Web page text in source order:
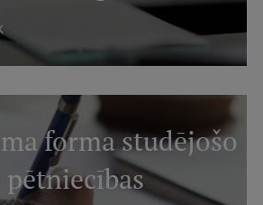
sadarbība
partneri
forma studējošo